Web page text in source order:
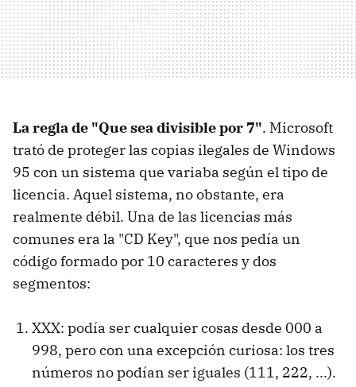
La regla de "Que sea divisible por 7". Microsoft
trató de proteger las copias ilegales de Windows
95 con un sistema que variaba según el tipo de
licencia. Aquel sistema, no obstante, era
realmente débil. Una de las licencias más
comunes era la "CD Key", que nos pedía un
código formado por 10 caracteres y dos
segmentos:
XXX: podía ser cualquier cosas desde 000 a
998, pero con una excepción curiosa: los tres
números no podían ser iguales (111, 222, ...).